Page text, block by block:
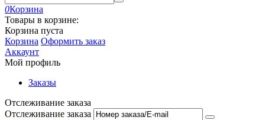
0Корзина
Товары в корзине:
Корзина пуста
Корзина Оформить заказ
Аккаунт
Мой профиль
Заказы
Отслеживание заказа
Отслеживание заказа